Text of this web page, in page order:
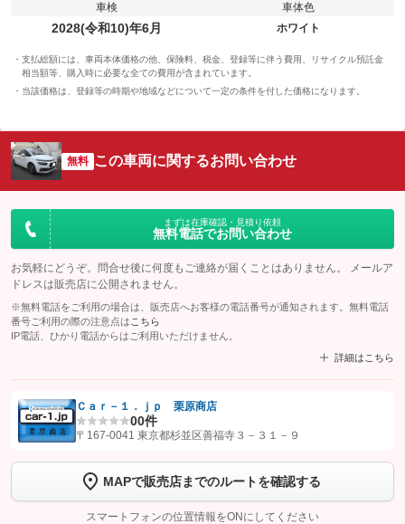
車検
2028(令和10)年6月
車体色
ホワイト
支払総額には、車両本体価格の他、保険料、税金、登録等に伴う費用、リサイクル預託金
相当額等、購入時に必要な全ての費用が含まれています。
当該価格は、登録等の時期や地域などについて一定の条件を付した価格になります。
無料 この車両に関するお問い合わせ
まずは在庫確認・見積り依頼
無料電話でお問い合わせ
お気軽にどうぞ。問合せ後に何度もご連絡が届くことはありません。 メールア
ドレスは販売店に公開されません。
※無料電話をご利用の場合は、販売店へお客様の電話番号が通知されます。無料電話
番号ご利用の際の注意点は こちら
IP電話、ひかり電話からはご利用いただけません。
詳細はこちら
【STEP1】 認証画面でグーネットを友だち追加してから「許可する」ボタンを押
トーク画面で
ボタンをタップして問い合わせを
完了してください。
Ｃａｒ－１．ｊｐ 栗原商店
00件
〒167-0041 東京都杉並区善福寺３－３１－９
MAPで販売店までのルートを確認する
スマートフォンの位置情報をONにしてください